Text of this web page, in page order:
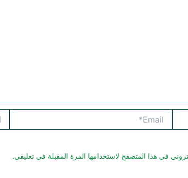
في هذا المتصفح لاستخدامها المرة المقبلة في تعليقي.